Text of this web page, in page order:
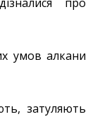
про
умов алкани
затуляють